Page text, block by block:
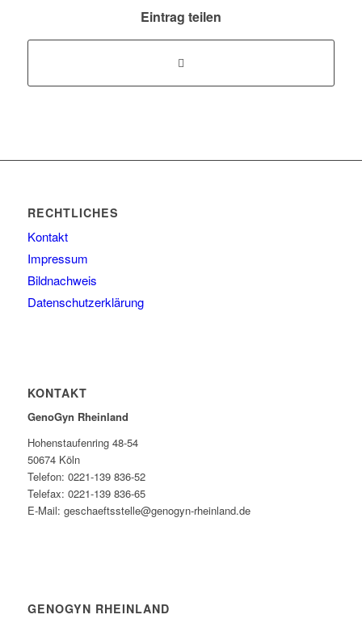
Eintrag teilen
RECHTLICHES
Kontakt
Impressum
Bildnachweis
Datenschutzerklärung
KONTAKT
GenoGyn Rheinland
Hohenstaufenring 48-54
50674 Köln
Telefon: 0221-139 836-52
Telefax: 0221-139 836-65
E-Mail: geschaeftsstelle@genogyn-rheinland.de
GENOGYN RHEINLAND